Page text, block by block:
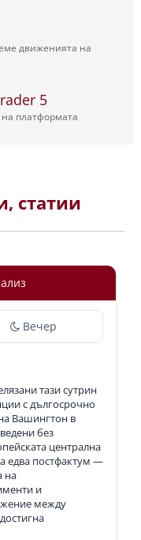
движенията на
5
платформата
статии
Вечер
тази сутрин
с дългосрочно
Вашингтон в
без
централна
едва постфактум —
на
и
между